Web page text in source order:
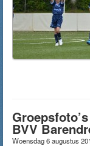
BVV
Woensdag 6 augustus